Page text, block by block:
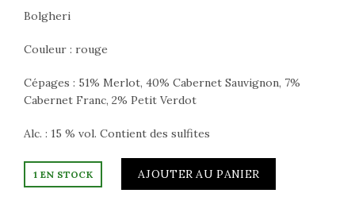
Bolgheri
Couleur : rouge
Cépages : 51% Merlot, 40% Cabernet Sauvignon, 7%
Cabernet Franc, 2% Petit Verdot
Alc. : 15 % vol. Contient des sulfites
1 EN STOCK AJOUTER AU PANIER